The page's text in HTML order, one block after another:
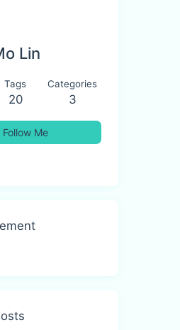
Lin
Tags
20
Categories
3
Follow Me